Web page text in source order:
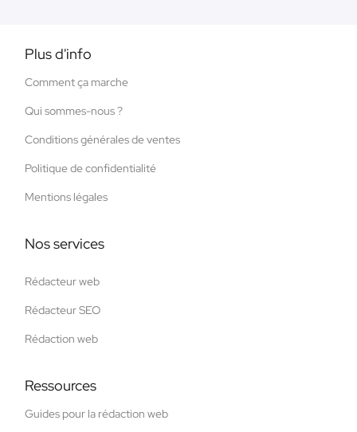
Plus d'info
Comment ça marche
Qui sommes-nous ?
Conditions générales de ventes
Politique de confidentialité
Mentions légales
Nos services
Rédacteur web
Rédacteur SEO
Rédaction web
Ressources
Guides pour la rédaction web